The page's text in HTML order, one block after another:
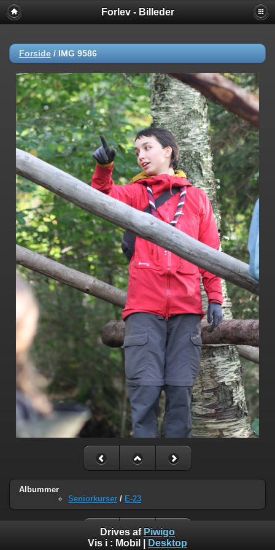
Forlev - Billeder
Forside / IMG 9586
Albummer
Seniorkurser / E-23
Drives af Piwigo
Vis i : Mobil Desktop